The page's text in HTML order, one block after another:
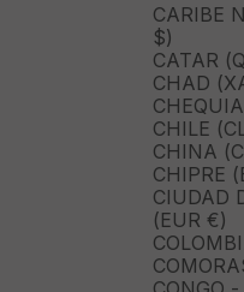
CARIBE
$)
CHAD
CHILE
CHINA
CHIPRE
CIUDAD
(EUR €)
Acepto que mis datos
para enviarme
Tus datos no se
derechos en nuestra
*Descuento no acumulable